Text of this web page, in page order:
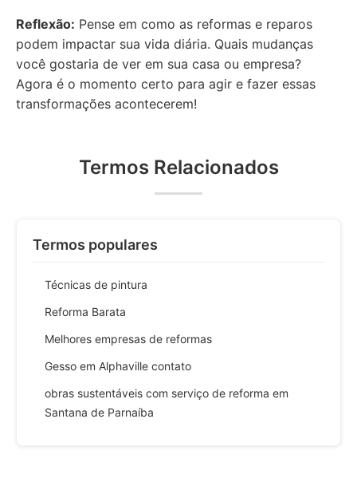
Reflexão: Pense em como as reformas e reparos
podem impactar sua vida diária. Quais mudanças
você gostaria de ver em sua casa ou empresa?
Agora é o momento certo para agir e fazer essas
transformações acontecerem!
Termos Relacionados
Termos populares
Técnicas de pintura
Reforma Barata
Melhores empresas de reformas
Gesso em Alphaville contato
obras sustentáveis com serviço de reforma em
Santana de Parnaíba